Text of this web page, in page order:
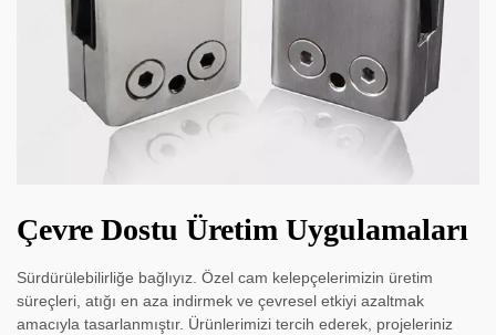
Çevre Dostu Üretim Uygulamaları
Sürdürülebilirliğe bağlıyız. Özel cam kelepçelerimizin üretim
süreçleri, atığı en aza indirmek ve çevresel etkiyi azaltmak
amacıyla tasarlanmıştır. Ürünlerimizi tercih ederek, projeleriniz